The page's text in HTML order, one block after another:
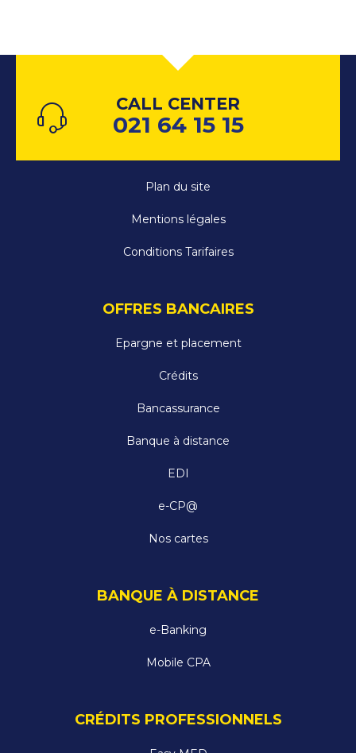
CALL CENTER
021 64 15 15
Plan du site
Mentions légales
Conditions Tarifaires
OFFRES BANCAIRES
Epargne et placement
Crédits
Bancassurance
Banque à distance
EDI
e-CP@
Nos cartes
BANQUE À DISTANCE
e-Banking
Mobile CPA
CRÉDITS PROFESSIONNELS